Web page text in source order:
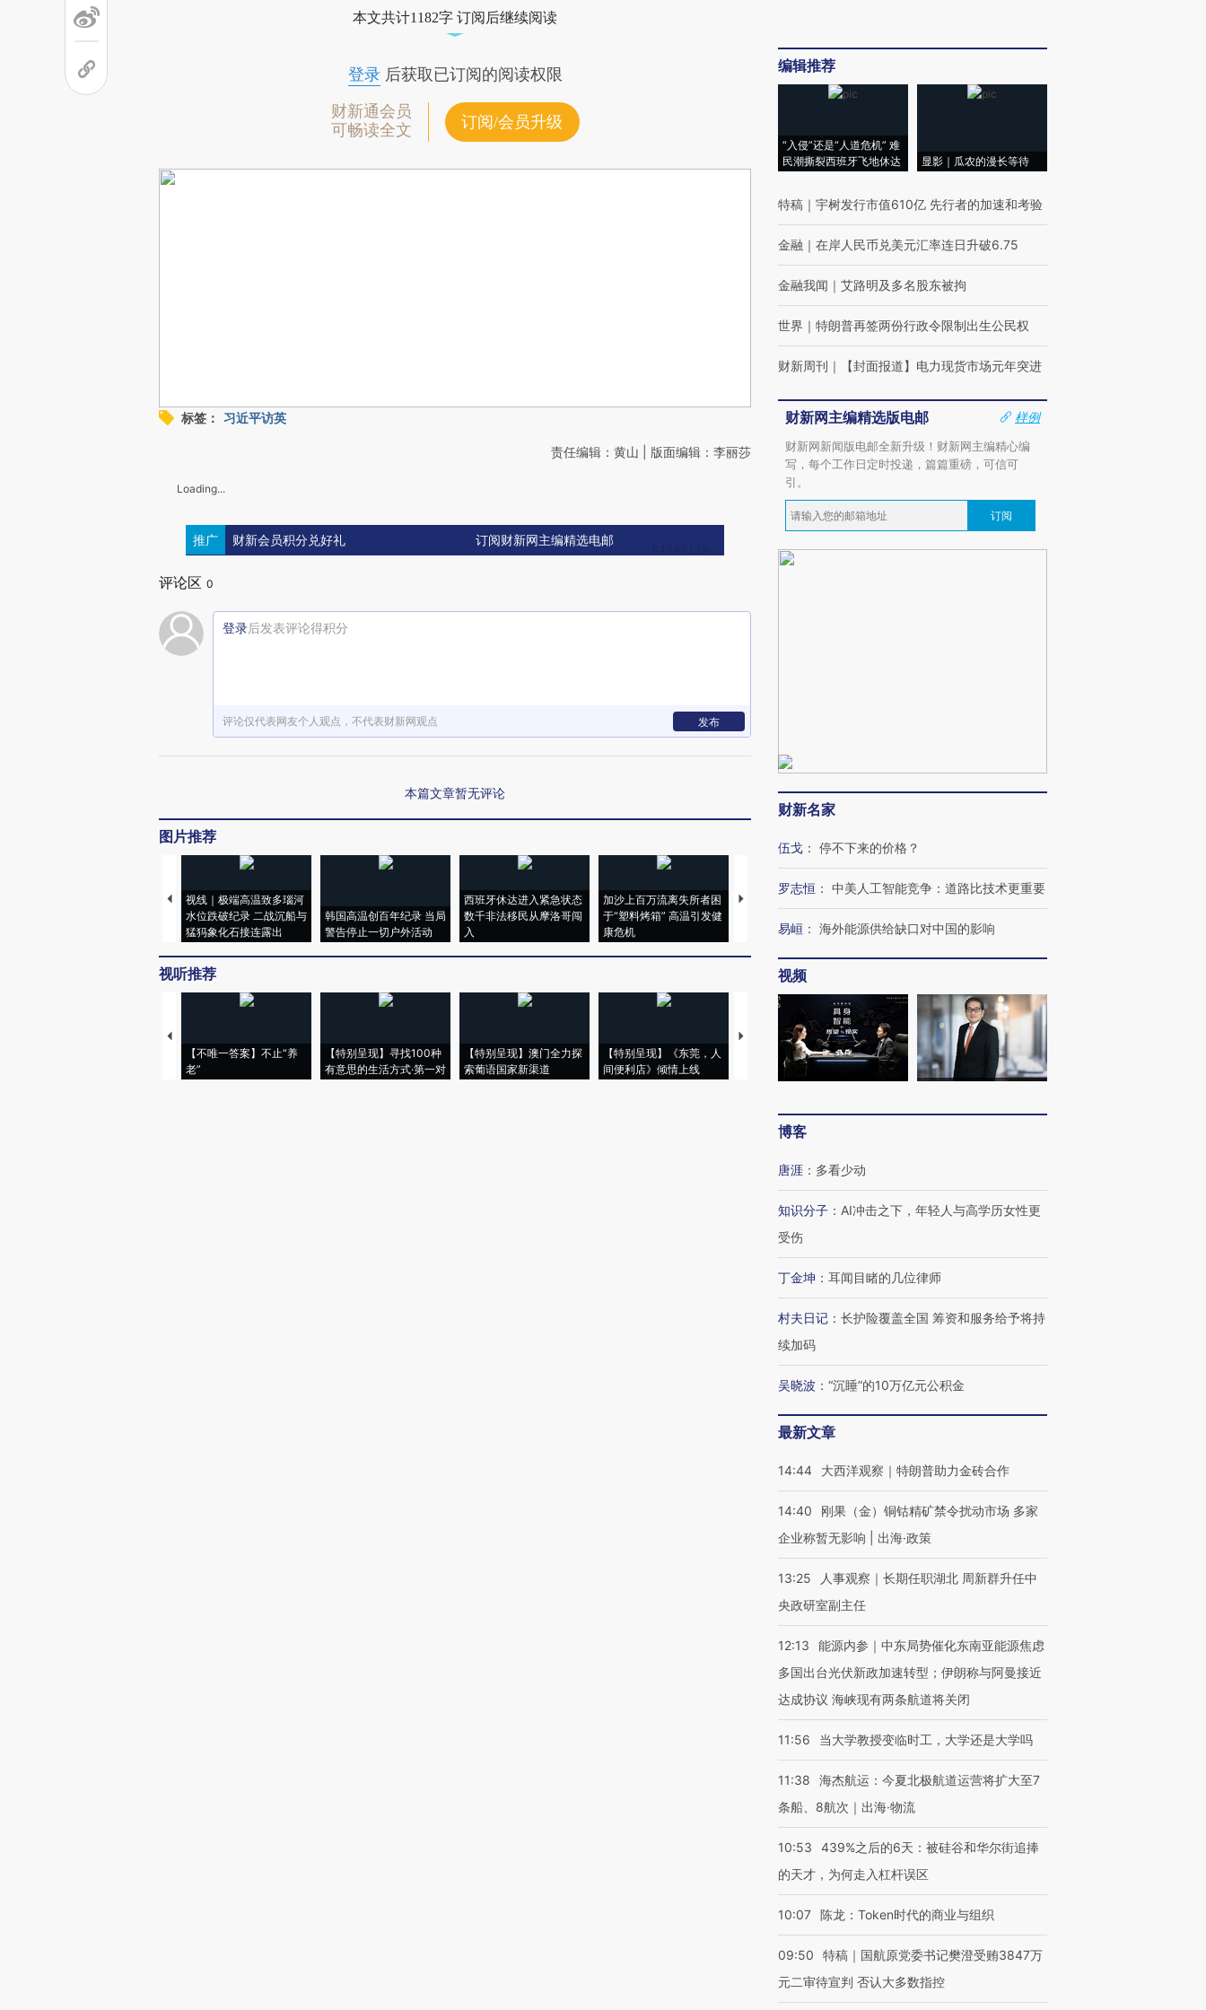
本文共计1182字 订阅后继续阅读
登录后获取已订阅的阅读权限
财新通会员
可畅读全文
订阅/会员升级
标签： 习近平访英
责任编辑：黄山 | 版面编辑：李丽莎
Loading...
推广 财新会员积分兑好礼 订阅财新网主编精选电邮
评论区 0
登录后发表评论得积分
评论仅代表网友个人观点，不代表财新网观点 发布
本篇文章暂无评论
图片推荐
视线｜极端高温致多瑙河
水位跌破纪录 二战沉船与
猛犸象化石接连露出
韩国高温创百年纪录 当局
警告停止一切户外活动
西班牙休达进入紧急状态
数千非法移民从摩洛哥闯
入
加沙上百万流离失所者困
于“塑料烤箱” 高温引发健
康危机
视线｜HYROX的吸金
心“花钱找虐”？
毒品
视听推荐
【不唯一答案】不止“养
老”
【特别呈现】寻找100种
有意思的生活方式·第一对
【特别呈现】澳门全力探
索葡语国家新渠道
【特别呈现】《东莞，人
间便利店》倾情上线
【推广】走进第四届链博
会，让数智科技“链”接产
【特别呈现】寻找100种
有意思的生活方式·第三对
CFO：不靠规模取胜，华
住三大增长引擎是什么？
编辑推荐
“入侵”还是“人道危机” 难
民潮撕裂西班牙飞地休达
显影｜瓜农的漫长等待
特稿 ｜ 宇树发行市值610亿 先行者的加速和考验
金融 ｜ 在岸人民币兑美元汇率连日升破6.75
金融我闻 ｜ 艾路明及多名股东被拘
世界 ｜ 特朗普再签两份行政令限制出生公民权
财新周刊 ｜ 【封面报道】电力现货市场元年突进
财新网主编精选版电邮
样例
财新网新闻版电邮全新升级！财新网主编精心编
写，每个工作日定时投递，篇篇重磅，可信可
引。
订阅
财新名家
伍戈 ： 停不下来的价格？
罗志恒 ： 中美人工智能竞争：道路比技术更重要
易峘 ： 海外能源供给缺口对中国的影响
视频
博客
唐涯 ： 多看少动
知识分子 ： AI冲击之下，年轻人与高学历女性更
受伤
丁金坤 ： 耳闻目睹的几位律师
村夫日记 ： 长护险覆盖全国 筹资和服务给予将持
续加码
吴晓波 ： “沉睡”的10万亿元公积金
最新文章
14:44 大西洋观察｜特朗普助力金砖合作
14:40
刚果（金）铜钴精矿禁令扰动市场 多家
企业称暂无影响 | 出海·政策
13:25
人事观察｜长期任职湖北 周新群升任中
央政研室副主任
12:13
能源内参｜中东局势催化东南亚能源焦虑
多国出台光伏新政加速转型；伊朗称与阿曼接近
达成协议 海峡现有两条航道将关闭
11:56 当大学教授变临时工，大学还是大学吗
11:38
海杰航运：今夏北极航道运营将扩大至7
条船、8航次｜出海·物流
10:53
439%之后的6天：被硅谷和华尔街追捧
的天才，为何走入杠杆误区
10:07 陈龙：Token时代的商业与组织
09:50
特稿｜国航原党委书记樊澄受贿3847万
元二审待宣判 否认大多数指控